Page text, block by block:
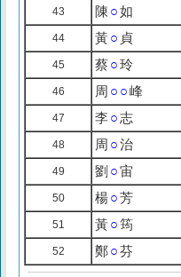
43 陳 ○如
44 黃○ 貞
45 蔡○玲
46 周 ○○峰
47 李○志
48 周 ○治
49 劉 ○宙
50 楊○芳
51 黃○筠
52 鄭○芬